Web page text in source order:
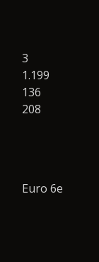
3
1.199
136
208
Euro 6e